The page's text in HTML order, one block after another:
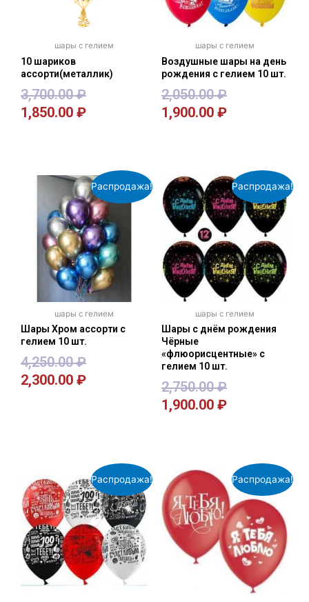
шары с гелием
10 шариков
ассорти(металлик)
3,700.00₽
1,850.00 ₽
шары с гелием
Воздушные шары на день
рождения с гелием 10 шт.
2,050.00₽
1,900.00 ₽
Распродажа!
шары с гелием
Шары Хром ассорти с
гелием 10 шт.
4,250.00₽
2,300.00 ₽
Распродажа!
шары с гелием
Шары с днём рождения
Чёрные
«флюорисцентные» с
гелием 10 шт.
2,750.00₽
1,900.00 ₽
Распродажа! Распродажа!